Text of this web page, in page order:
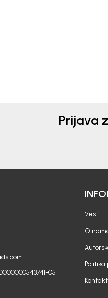
Prijava
05
Vesti
O
Politika
Kontakt